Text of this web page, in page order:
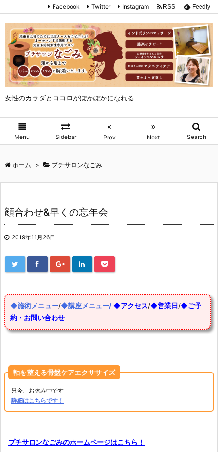
女性のカラダとココロがぽかぽかになれる
Menu Sidebar
«
Prev
»
Next Search
Facebook Twitter Instagram RSS Feedly
ホーム > プチサロンなごみ
顔合わせ&早くの忘年会
2019年11月26日
◆施術メニュー/◆講座メニュー/ ◆アクセス/◆営業日/◆ご予
約・お問い合わせ
軸を整える骨盤ケアエクササイズ
只今、お休み中です
詳細はこちらです！
プチサロンなごみのホームページはこちら！